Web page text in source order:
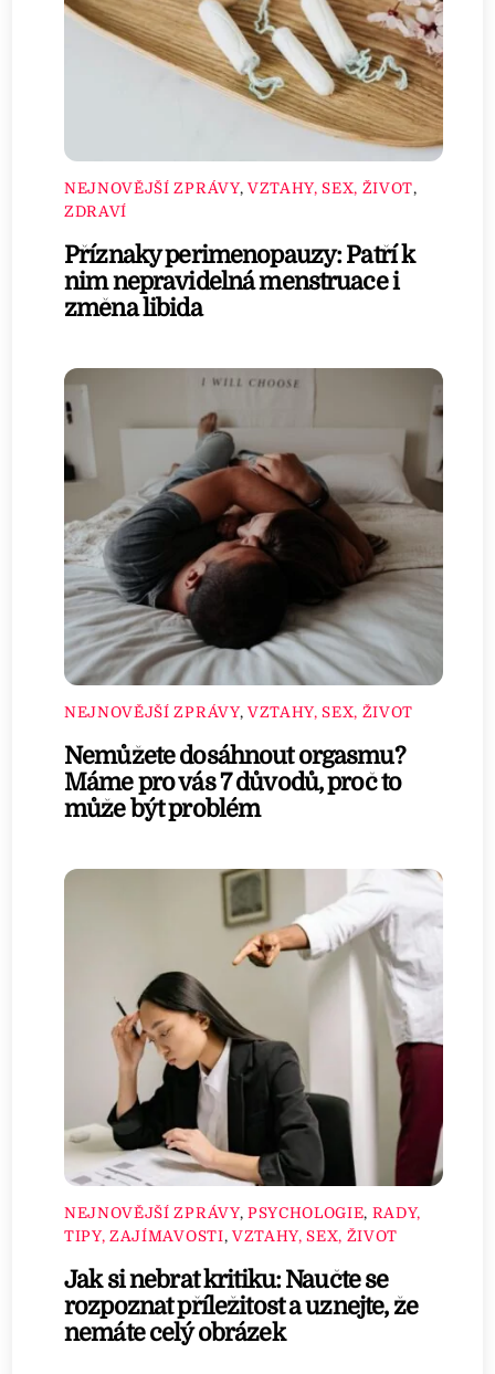
NEJNOVĚJŠÍ ZPRÁVY, VZTAHY, SEX, ŽIVOT,
ZDRAVÍ
Příznaky perimenopauzy: Patří k
nim nepravidelná menstruace i
změna libida
NEJNOVĚJŠÍ ZPRÁVY, VZTAHY, SEX, ŽIVOT
Nemůžete dosáhnout orgasmu?
Máme pro vás 7 důvodů, proč to
může být problém
NEJNOVĚJŠÍ ZPRÁVY, PSYCHOLOGIE, RADY,
TIPY, ZAJÍMAVOSTI, VZTAHY, SEX, ŽIVOT
Jak si nebrat kritiku: Naučte se
rozpoznat příležitost a uznejte, že
nemáte celý obrázek